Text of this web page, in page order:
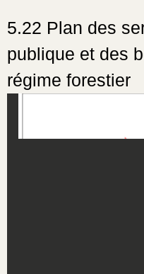
5.22 Plan des
publique et des
régime forestier